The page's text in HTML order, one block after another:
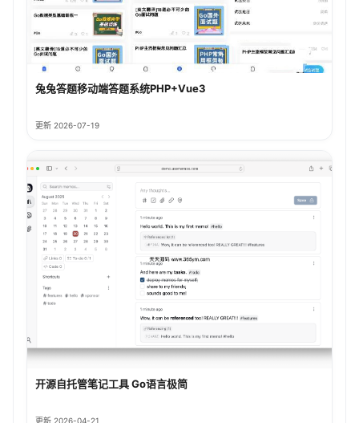
兔兔答题移动端答题系统PHP+Vue3
更新 2026-07-19
开源自托管笔记工具 Go语言极简
更新 2026-04-21